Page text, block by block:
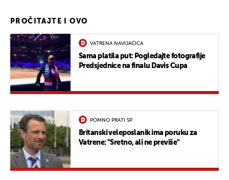
PROČITAJTE I OVO
VATRENA NAVIJAČICA
Sama platila put: Pogledajte fotografije
Predsjednice na finalu Davis Cupa
POMNO PRATI SP
Britanski veleposlanik ima poruku za
Vatrene: "Sretno, ali ne previše"